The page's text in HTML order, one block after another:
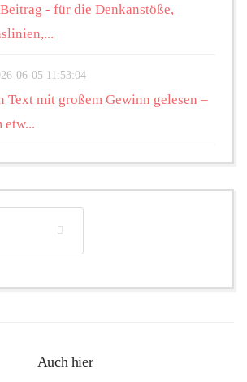
- für die Denkanstöße,
06-05 11:53:04
Text mit großem Gewinn gelesen –
etw...
Auch hier